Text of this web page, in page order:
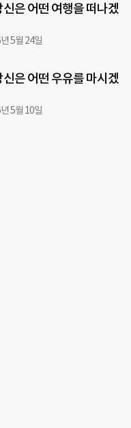
은 어떤 여행을 떠나겠
5월 24일
은 어떤 우유를 마시겠
5월 10일